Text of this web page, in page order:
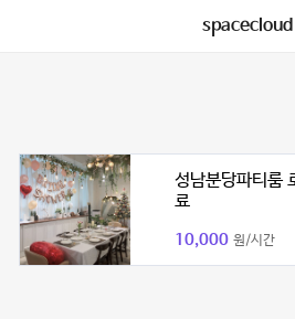
spacecloud
성남분당파티룸
료
10,000 원/시간